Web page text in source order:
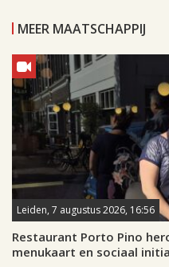
MEER MAATSCHAPPIJ
Leiden, 7 augustus 2026, 16:56
Restaurant Porto Pino
menukaart en sociaal